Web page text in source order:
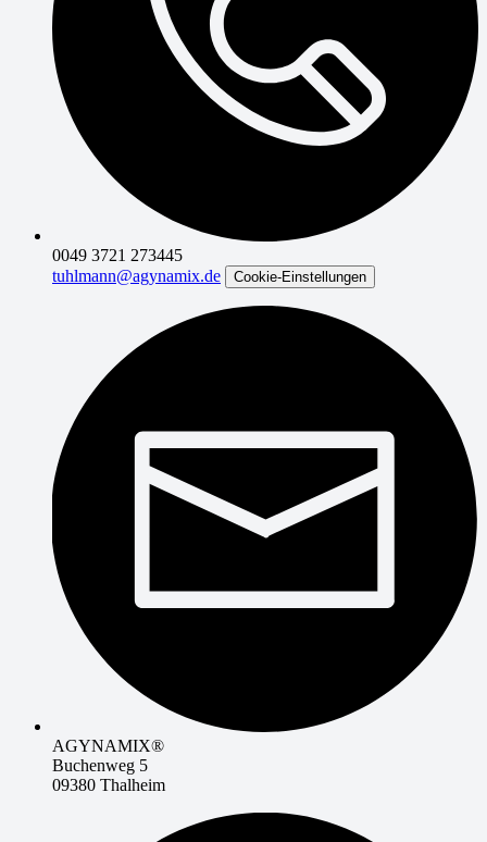
0049 3721 273445
tuhlmann@agynamix.de
Cookie-Einstellungen
AGYNAMIX®
Buchenweg 5
09380 Thalheim